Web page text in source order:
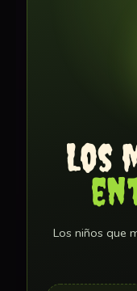
Los
Los niños que